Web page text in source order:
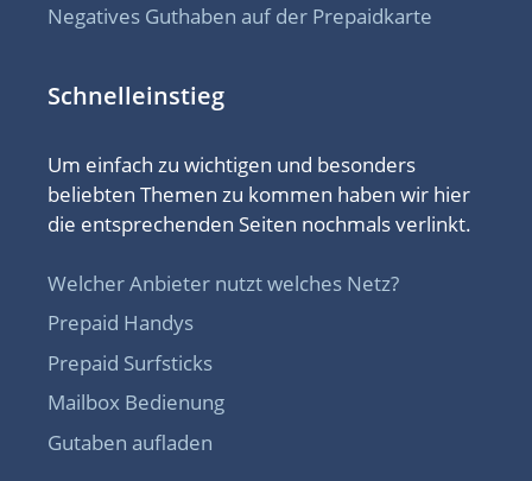
Negatives Guthaben auf der Prepaidkarte
Schnelleinstieg
Um einfach zu wichtigen und besonders
beliebten Themen zu kommen haben wir hier
die entsprechenden Seiten nochmals verlinkt.
Welcher Anbieter nutzt welches Netz?
Prepaid Handys
Prepaid Surfsticks
Mailbox Bedienung
Gutaben aufladen